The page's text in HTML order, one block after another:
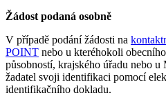
Žádost podaná osobně
V případě podání žádosti na
POINT nebo u kteréhokoli
působností, krajského úřadu nebo
žadatel svoji identifikaci pomocí
identifikačního dokladu.